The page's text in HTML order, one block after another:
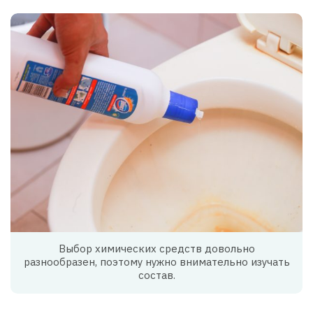
Выбор химических средств довольно
разнообразен, поэтому нужно внимательно изучать
состав.